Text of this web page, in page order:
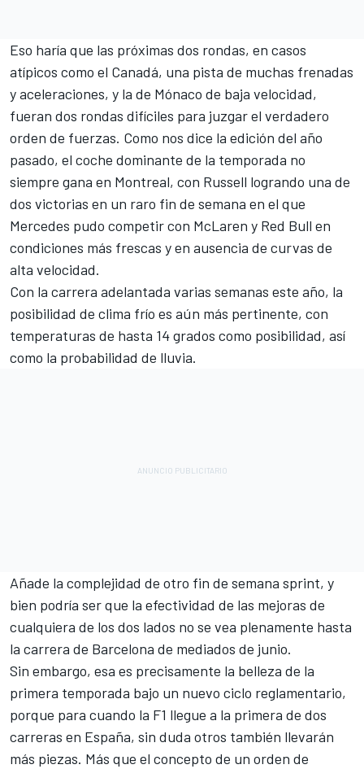
Eso haría que las próximas dos rondas, en casos
atípicos como el Canadá, una pista de muchas frenadas
y aceleraciones, y la de Mónaco de baja velocidad,
fueran dos rondas difíciles para juzgar el verdadero
orden de fuerzas. Como nos dice la edición del año
pasado, el coche dominante de la temporada no
siempre gana en Montreal, con Russell logrando una de
dos victorias en un raro fin de semana en el que
Mercedes pudo competir con McLaren y Red Bull en
condiciones más frescas y en ausencia de curvas de
alta velocidad.
Con la carrera adelantada varias semanas este año, la
posibilidad de clima frío es aún más pertinente, con
temperaturas de hasta 14 grados como posibilidad, así
como la probabilidad de lluvia.
Añade la complejidad de otro fin de semana sprint, y
bien podría ser que la efectividad de las mejoras de
cualquiera de los dos lados no se vea plenamente hasta
la carrera de Barcelona de mediados de junio.
Sin embargo, esa es precisamente la belleza de la
primera temporada bajo un nuevo ciclo reglamentario,
porque para cuando la F1 llegue a la primera de dos
carreras en España, sin duda otros también llevarán
más piezas. Más que el concepto de un orden de